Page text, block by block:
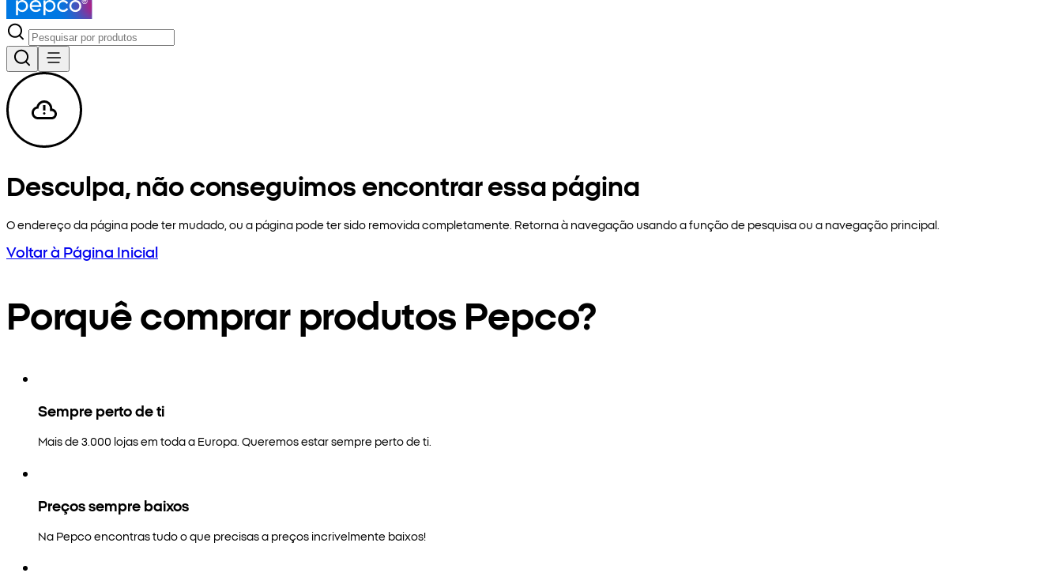
Desculpa, não conseguimos encontrar essa página
O endereço da página pode ter mudado, ou a página pode ter sido removida completamente. Retorna à navegação usando a função de pesquisa ou a navegação principal.
Voltar à Página Inicial
Porquê comprar produtos Pepco?
Sempre perto de ti
Mais de 3.000 lojas em toda a Europa. Queremos estar sempre perto de ti.
Preços sempre baixos
Na Pepco encontras tudo o que precisas a preços incrivelmente baixos!